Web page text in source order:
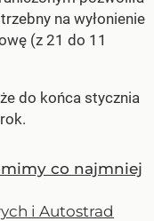
na wyłonienie
(z 21 do 11
do końca stycznia
co najmniej
i Autostrad